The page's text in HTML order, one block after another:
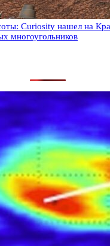
Curiosity нашел на
многоугольников